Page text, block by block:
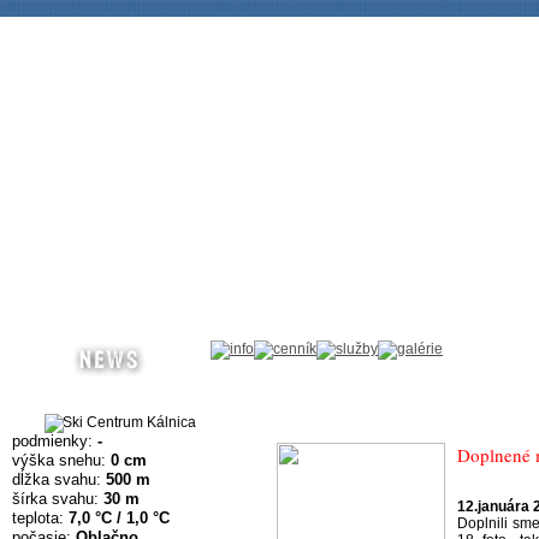
podmienky: -
výška snehu: 0 cm
dĺžka svahu: 500 m
šírka svahu: 30 m
teplota: 7,0 °C / 1,0 °C
Doplnené
12.januára
Doplnili